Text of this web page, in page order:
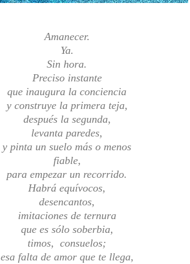
Amanecer.
Ya.
Sin hora.
Preciso instante
que inaugura la conciencia
y construye la primera teja,
después la segunda,
levanta paredes,
y pinta un suelo más o menos
fiable,
para empezar un recorrido.
Habrá equívocos,
desencantos,
imitaciones de ternura
que es sólo soberbia,
timos, consuelos;
esa falta de amor que te llega,